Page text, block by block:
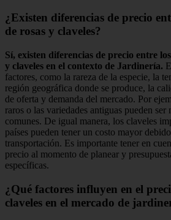
¿Existen diferencias de precio
de rosas y claveles?
Sí, existen diferencias de precio entre
y claveles en el contexto de Jardinería.
factores, como la rareza de la especie, la
región geográfica donde se produce, la
de oferta y demanda del mercado. Por
raros o las variedades antiguas pueden ser
comunes. De igual manera, los claveles
países pueden tener un costo mayor
transportación. Es importante tener en
precio al momento de planear y
específicas.
¿Qué factores influyen en el
claveles en el mercado de